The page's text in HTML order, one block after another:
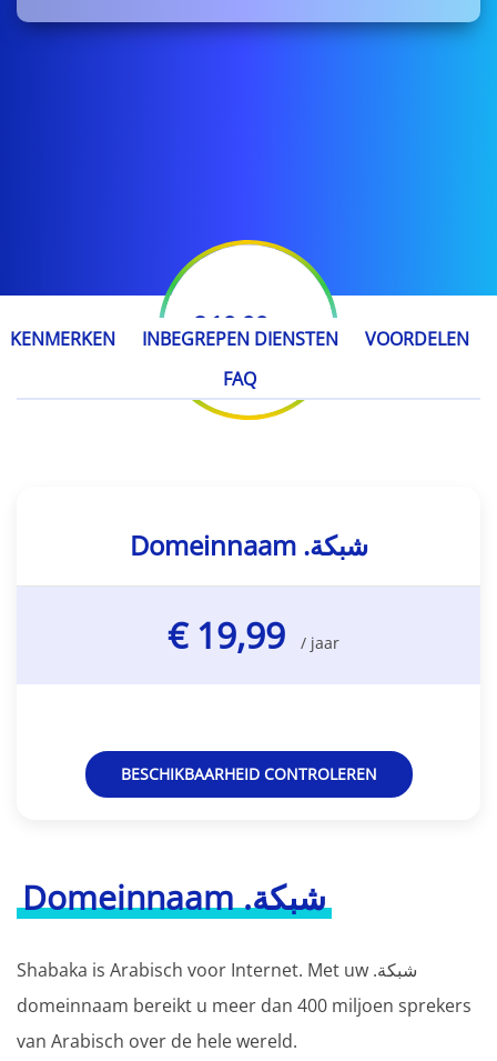
€ 19,99 / jaar
KENMERKEN INBEGREPEN DIENSTEN
VOORDELEN
FAQ
Domeinnaam .شبكة
Shabaka is Arabisch voor Internet. Met uw .شبكة
domeinnaam bereikt u meer dan 400 miljoen sprekers
van Arabisch over de hele wereld.
Domeinnaam .شبكة
€ 19,99 / jaar
BESCHIKBAARHEID CONTROLEREN